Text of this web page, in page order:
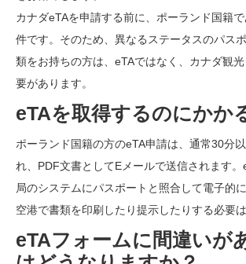
カナダeTAを申請する前に、ポーランド国籍
件です。そのため、異なるステータスのパス
類をお持ちの方は、eTAではなく、カナダ観
要があります。
eTAを取得するのにかか
ポーランド国籍の方のeTA申請は、通常30分
れ、PDF文書としてEメールで送信されます。
局のシステムにパスポートと照合して電子的
空港で書類を印刷したり提示したりする必要は
eTAフォームに間違いが